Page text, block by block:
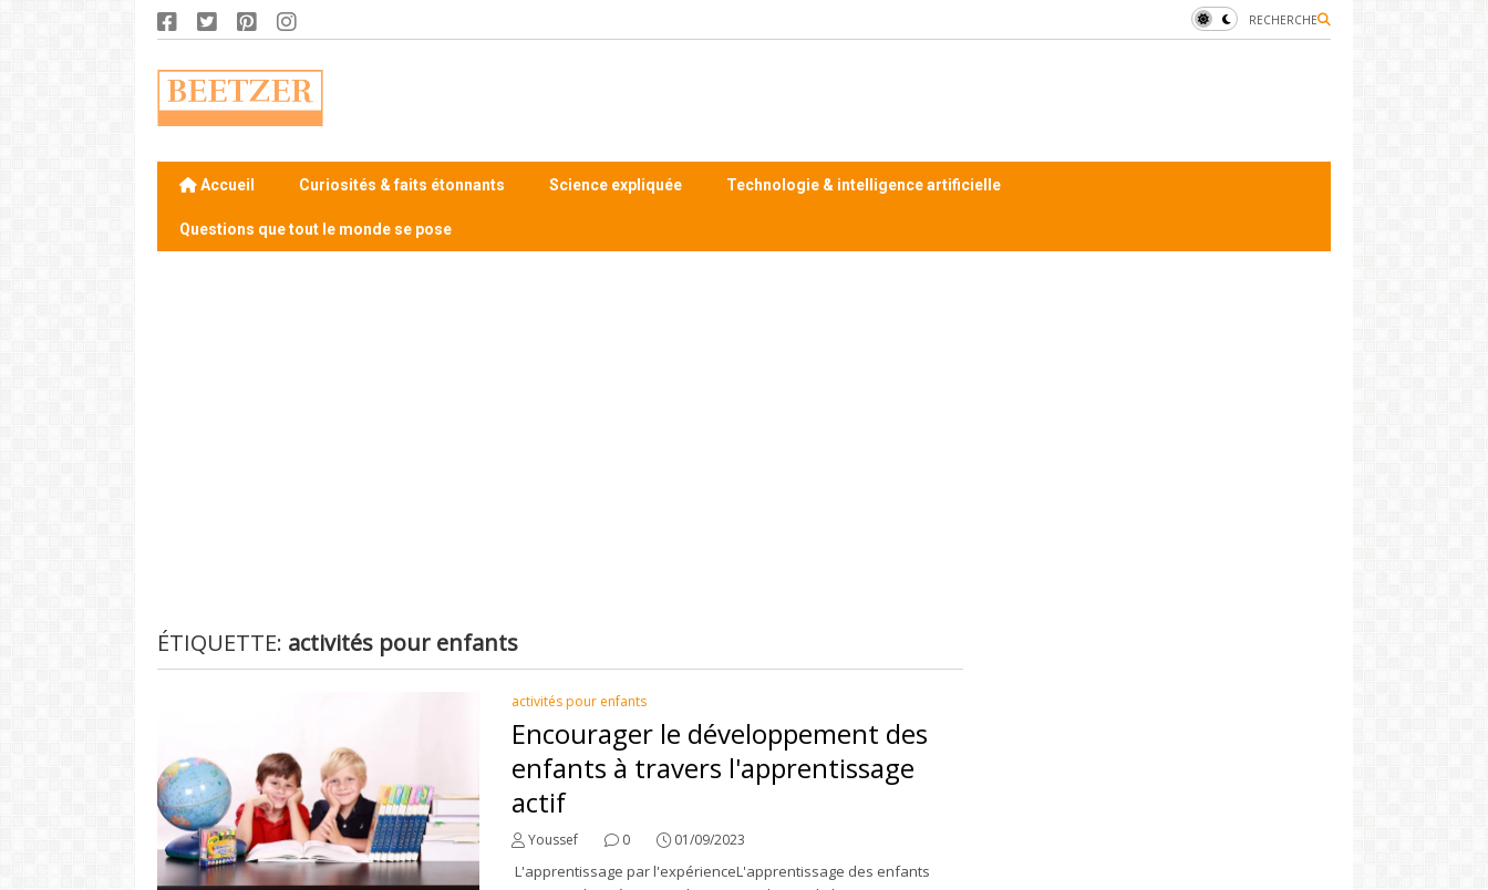
RECHERCHE
Accueil Curiosités & faits étonnants Science expliquée Technologie & intelligence artificielle
Questions que tout le monde se pose
ÉTIQUETTE: activités pour enfants
activités pour enfants
Encourager le développement des
enfants à travers l'apprentissage
actif
Youssef 0 01/09/2023
L'apprentissage par l'expérienceL'apprentissage des enfants